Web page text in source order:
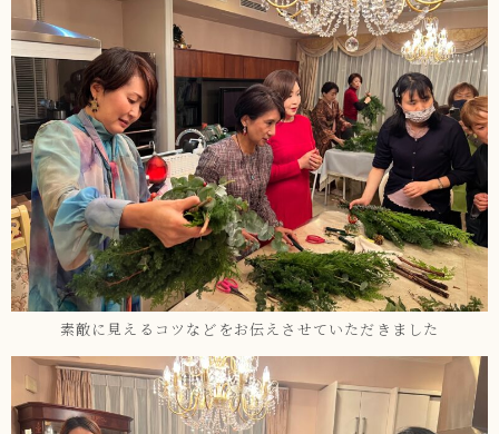
素敵に見えるコツなどをお伝えさせていただきました